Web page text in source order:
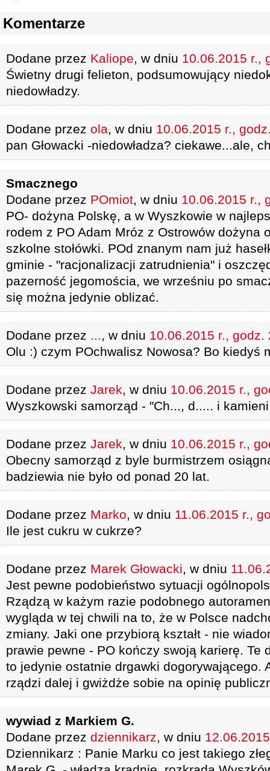
Komentarze
Dodane przez Kaliope, w dniu 10.06.2015 r.,
Świetny drugi felieton, podsumowujący
niedowładzy.
Dodane przez ola, w dniu 10.06.2015 r.,
pan Głowacki -niedowładza? ciekawe...ale,
Smacznego
Dodane przez POmiot, w dniu 10.06.2015 r.,
PO- dożyna Polskę, a w Wyszkowie w
rodem z PO Adam Mróz z Ostrowów dożyna
szkolne stołówki. POd znanym nam już
gminie - "racjonalizacji zatrudnienia" i
pazerność jegomościa, we wrześniu po
się można jedynie oblizać.
Dodane przez ..., w dniu 10.06.2015 r., godz.
Olu :) czym POchwalisz Nowosa? Bo kiedyś
Dodane przez Jarek, w dniu 10.06.2015 r.,
Wyszkowski samorząd - "Ch..., d..... i
Dodane przez Jarek, w dniu 10.06.2015 r.,
Obecny samorząd z byle burmistrzem
badziewia nie było od ponad 20 lat.
Dodane przez Marko, w dniu 11.06.2015 r.,
Ile jest cukru w cukrze?
Dodane przez Marek Głowacki, w dniu
Jest pewne podobieństwo sytuacji
Rządzą w każym razie podobnego
wygląda w tej chwili na to, że w Polsce
zmiany. Jaki one przybiorą kształt - nie
prawie pewne - PO kończy swoją karierę. Te
to jedynie ostatnie drgawki dogorywającego.
rządzi dalej i gwiżdże sobie na opinię
wywiad z Markiem G.
Dodane przez dziennikarz, w dniu
Dziennikarz : Panie Marku co jest takiego